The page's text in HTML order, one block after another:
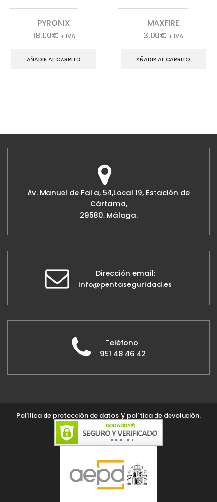
PYRONIX
18.00€ + IVA
AÑADIR AL CARRITO
MAXFIRE
3.00€ + IVA
AÑADIR AL CARRITO
Av. Manuel de Falla, 54,Local 19, Estación de
Cártama,
29580, Málaga.
Dirección email:
info@pentaseguridad.es
Teléfono:
951 48 46 42
Política de protección de datos y política de devolución.